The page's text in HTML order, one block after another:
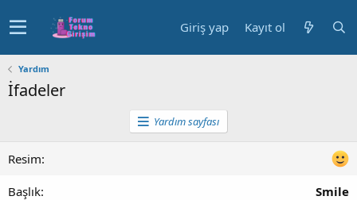
Giriş yap Kayıt ol
Yardım
İfadeler
Yardım sayfası
Smile